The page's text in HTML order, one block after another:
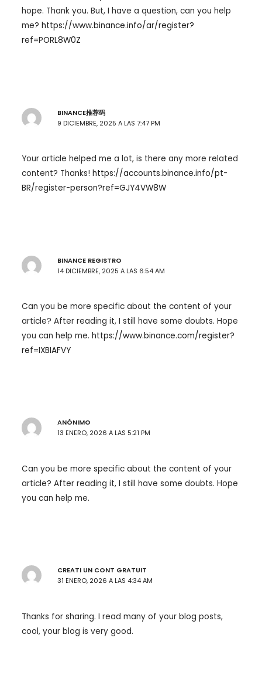
hope. Thank you. But, I have a question, can you help
me? https://www.binance.info/ar/register?
ref=PORL8W0Z
BINANCE推荐码
9 DICIEMBRE, 2025 A LAS 7:47 PM
Your article helped me a lot, is there any more related
content? Thanks! https://accounts.binance.info/pt-
BR/register-person?ref=GJY4VW8W
BINANCE REGISTRO
14 DICIEMBRE, 2025 A LAS 6:54 AM
Can you be more specific about the content of your
article? After reading it, I still have some doubts. Hope
you can help me. https://www.binance.com/register?
ref=IXBIAFVY
ANÓNIMO
13 ENERO, 2026 A LAS 5:21 PM
Can you be more specific about the content of your
article? After reading it, I still have some doubts. Hope
you can help me.
CREATI UN CONT GRATUIT
31 ENERO, 2026 A LAS 4:34 AM
Thanks for sharing. I read many of your blog posts,
cool, your blog is very good.